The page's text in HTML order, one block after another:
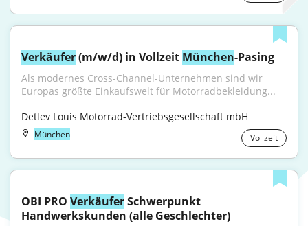
Verkäufer (m/w/d) in Vollzeit München-Pasing
Als modernes Cross-Channel-Unternehmen sind wir
Europas größte Einkaufswelt für Motorradbekleidung...
Detlev Louis Motorrad-Vertriebsgesellschaft mbH
München Vollzeit
OBI PRO Verkäufer Schwerpunkt
Handwerkskunden (alle Geschlechter)